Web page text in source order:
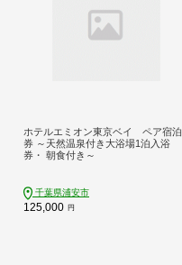
ホテルエミオン東京ベイ ペア宿泊
券 ～天然温泉付き大浴場1泊入浴
券・ 朝食付き～
千葉県浦安市
125,000 円